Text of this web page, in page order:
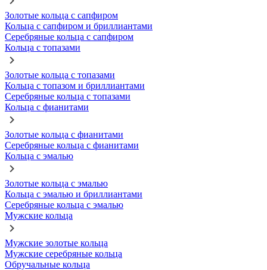
Золотые кольца с сапфиром
Кольца с сапфиром и бриллиантами
Серебряные кольца с сапфиром
Кольца с топазами
Золотые кольца с топазами
Кольца с топазом и бриллиантами
Серебряные кольца с топазами
Кольца с фианитами
Золотые кольца с фианитами
Серебряные кольца с фианитами
Кольца с эмалью
Золотые кольца с эмалью
Кольца с эмалью и бриллиантами
Серебряные кольца с эмалью
Мужские кольца
Мужские золотые кольца
Мужские серебряные кольца
Обручальные кольца